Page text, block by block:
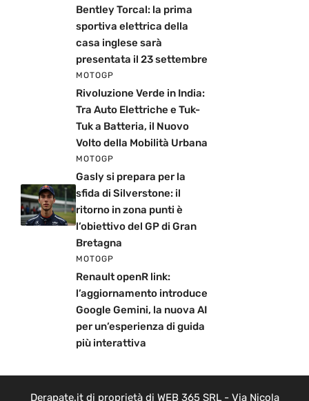
Bentley Torcal: la prima
sportiva elettrica della
casa inglese sarà
presentata il 23 settembre
MOTOGP
Rivoluzione Verde in India:
Tra Auto Elettriche e Tuk-
Tuk a Batteria, il Nuovo
Volto della Mobilità Urbana
MOTOGP
Gasly si prepara per la
sfida di Silverstone: il
ritorno in zona punti è
l’obiettivo del GP di Gran
Bretagna
MOTOGP
Renault openR link:
l’aggiornamento introduce
Google Gemini, la nuova AI
per un’esperienza di guida
più interattiva
Derapate.it di proprietà di WEB 365 SRL - Via Nicola